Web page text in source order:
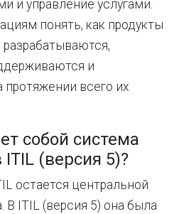
и управление услугами.
понять, как продукты
разрабатываются,
и
всего их
собой система
ITIL (версия 5)?
остается центральной
ITIL (версия 5) она была